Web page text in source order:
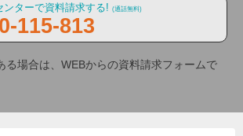
ンターで資料請求する! (通話無料)
115-813
る場合は、WEBからの資料請求フォームで